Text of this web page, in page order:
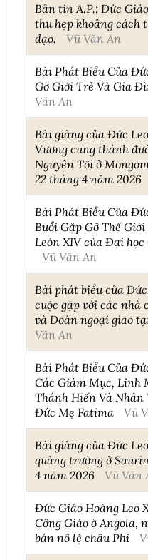
Bản tin A.P.: Đức
thu hẹp khoảng cách
đạo.
Vũ Văn An
Bài Phát Biểu Của
Gỡ Giới Trẻ Và Gia
Văn An
Bài giảng của Đức
Vương cung thánh
Nguyên Tội ở
22 tháng 4 năm 2026
Bài Phát Biểu Của
Buổi Gặp Gỡ Thế
León XIV của Đại
Vũ Văn An
Bài phát biểu của
cuộc gặp với các nhà
và Đoàn ngoại giao
Văn An
Bài Phát Biểu Của
Các Giám Mục, Linh
Thánh Hiến Và
Đức Mẹ Fatima
Vũ
Bài giảng của Đức
quảng trường ở
4 năm 2026
Vũ Văn
Đức Giáo Hoàng Leo
Công Giáo ở Angola,
bán nô lệ châu Phi